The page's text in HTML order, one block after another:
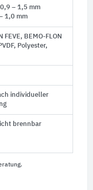
– 1,5 mm
1,0 mm
FEVE, BEMO-FLON
Polyester,
individueller
brennbar